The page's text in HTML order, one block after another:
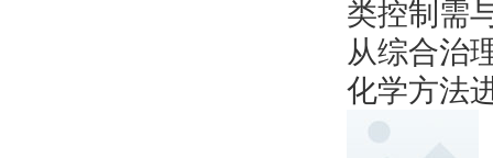
类控制需
从综合治
化学方法